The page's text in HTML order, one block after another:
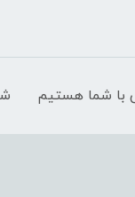
با شما هستیم